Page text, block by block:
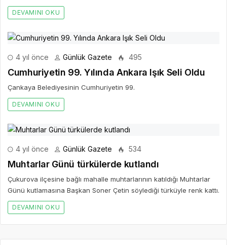
DEVAMINI OKU
4 yıl önce Günlük Gazete 495
Cumhuriyetin 99. Yılında Ankara Işık Seli Oldu
Çankaya Belediyesinin Cumhuriyetin 99.
DEVAMINI OKU
4 yıl önce Günlük Gazete 534
Muhtarlar Günü türkülerde kutlandı
Çukurova ilçesine bağlı mahalle muhtarlarının katıldığı Muhtarlar
Günü kutlamasına Başkan Soner Çetin söylediği türküyle renk kattı.
DEVAMINI OKU